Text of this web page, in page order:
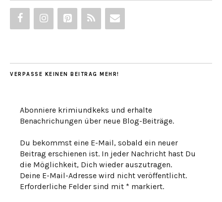
VERPASSE KEINEN BEITRAG MEHR!
Abonniere krimiundkeks und erhalte
Benachrichungen über neue Blog-Beiträge.
Du bekommst eine E-Mail, sobald ein neuer
Beitrag erschienen ist. In jeder Nachricht hast Du
die Möglichkeit, Dich wieder auszutragen.
Deine E-Mail-Adresse wird nicht veröffentlicht.
Erforderliche Felder sind mit * markiert.